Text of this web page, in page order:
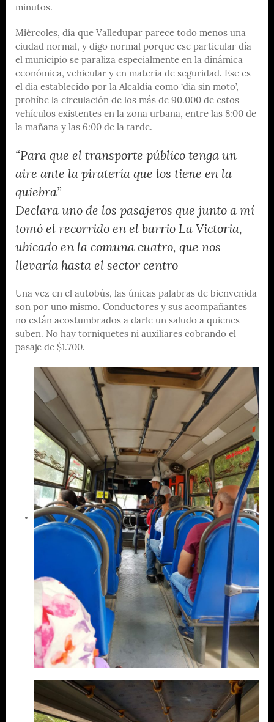
minutos.
Miércoles, día que Valledupar parece todo menos una
ciudad normal, y digo normal porque ese particular día
el municipio se paraliza especialmente en la dinámica
económica, vehicular y en materia de seguridad. Ese es
el día establecido por la Alcaldía como ‘día sin moto’,
prohíbe la circulación de los más de 90.000 de estos
vehículos existentes en la zona urbana, entre las 8:00 de
la mañana y las 6:00 de la tarde.
“Para que el transporte público tenga un
aire ante la piratería que los tiene en la
quiebra”
Declara uno de los pasajeros que junto a mí
tomó el recorrido en el barrio La Victoria,
ubicado en la comuna cuatro, que nos
llevaría hasta el sector centro
Una vez en el autobús, las únicas palabras de bienvenida
son por uno mismo. Conductores y sus acompañantes
no están acostumbrados a darle un saludo a quienes
suben. No hay torniquetes ni auxiliares cobrando el
pasaje de $1.700.